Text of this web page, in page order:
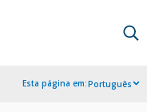
Esta página em:Português